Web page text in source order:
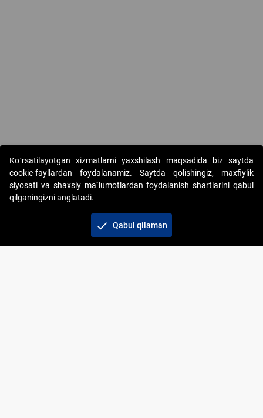
Copyright © 2017-2026. "Elektron onlayn-auksionlarni
tashkil etish" AJ. Barcha huquqlar himoyalangan
Ko`rsatilayotgan xizmatlarni yaxshilash maqsadida biz saytda
cookie-fayllardan foydalanamiz. Saytda qolishingiz, maxfiylik
siyosati va shaxsiy ma`lumotlardan foydalanish shartlarini qabul
qilganingizni anglatadi.
check Qabul qilaman